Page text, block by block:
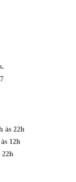
às 22h
12h
22h